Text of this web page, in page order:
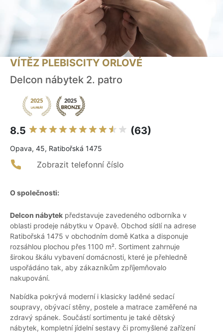
VÍTĚZ PLEBISCITY ORLOVÉ
Delcon nábytek 2. patro
8.5 (63)
Opava, 45, Ratibořská 1475
Zobrazit telefonní číslo
O společnosti:
Delcon nábytek představuje zavedeného odborníka v
oblasti prodeje nábytku v Opavě. Obchod sídlí na adrese
Ratibořská 1475 v obchodním domě Katka a disponuje
rozsáhlou plochou přes 1100 m². Sortiment zahrnuje
širokou škálu vybavení domácnosti, které je přehledně
uspořádáno tak, aby zákazníkům zpříjemňovalo
nakupování.
Nabídka pokrývá moderní i klasicky laděné sedací
soupravy, obývací stěny, postele a matrace zaměřené na
zdravý spánek. Součástí sortimentu je také dětský
nábytek, kompletní jídelní sestavy či promyšlené zařízení